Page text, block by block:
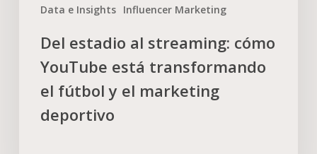
Data e Insights Influencer Marketing
Del estadio al streaming: cómo
YouTube está transformando
el fútbol y el marketing
deportivo